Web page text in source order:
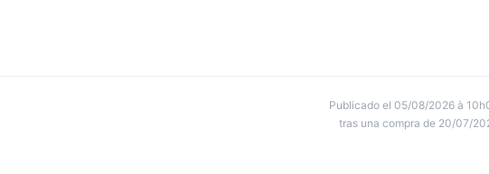
Publicado el 05/08/2026 à
tras una compra de 20/07/